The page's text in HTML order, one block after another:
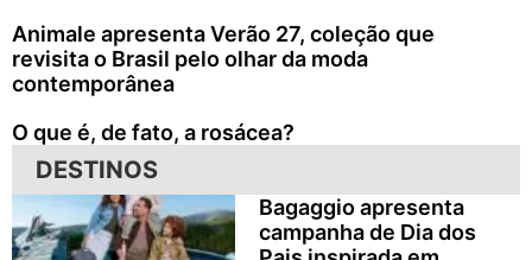
Animale apresenta Verão 27, coleção que
revisita o Brasil pelo olhar da moda
contemporânea
O que é, de fato, a rosácea?
DESTINOS
Bagaggio apresenta
campanha de Dia dos